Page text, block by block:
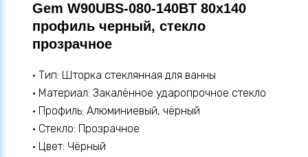
Gem W90UBS-080-140BT 80х140
профиль черный, стекло
прозрачное
• Тип: Шторка стеклянная для ванны
• Материал: Закалённое ударопрочное стекло
• Профиль: Алюминиевый, чёрный
• Стекло: Прозрачное
• Цвет: Чёрный